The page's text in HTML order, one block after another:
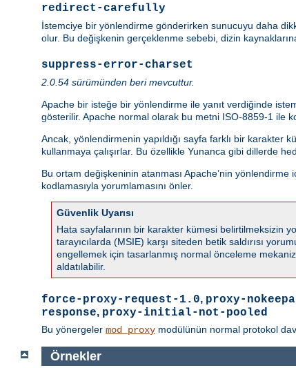
redirect-carefully
İstemciye bir yönlendirme gönderirken sunucuyu daha
olur. Bu değişkenin gerçeklenme sebebi, dizin
suppress-error-charset
2.0.54 sürümünden beri mevcuttur.
Apache bir isteğe bir yönlendirme ile yanıt verdiğinde
gösterilir. Apache normal olarak bu metni ISO-8859-1 ile
Ancak, yönlendirmenin yapıldığı sayfa farklı bir karakter
kullanmaya çalışırlar. Bu özellikle Yunanca gibi dillerde
Bu ortam değişkeninin atanması Apache’nin
kodlamasıyla yorumlamasını önler.
Güvenlik Uyarısı
Hata sayfalarının bir karakter kümesi belirtilmeksizin
tarayıcılarda (MSIE) karşı siteden betik saldırısı
engellemek için tasarlanmış normal önceleme
aldatılabilir.
force-proxy-request-1.0, proxy-
response, proxy-initial-not-pooled
Bu yönergeler mod_proxy modülünün normal protokol
Örnekler